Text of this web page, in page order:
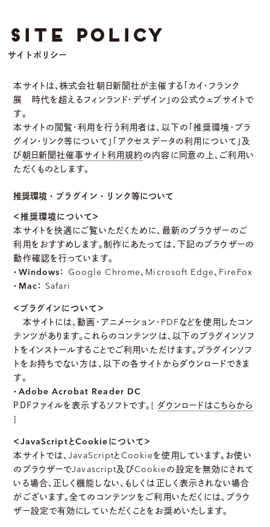
本サイトは、株式会社朝日新聞社が主催する「カイ・フランク
展 時代を超えるフィンランド・デザイン」の公式ウェブサイトで
す。
本サイトの閲覧・利用を行う利用者は、以下の「推奨環境・プラ
グイン・リンク等について」「アクセスデータの利用について」及
び朝日新聞社催事サイト利用規約の内容に同意の上、ご利用い
ただくものとします。
推奨環境・プラグイン・リンク等について
＜推奨環境について＞
本サイトを快適にご覧いただくために、最新のブラウザーのご
利用をおすすめします。制作にあたっては、下記のブラウザーの
動作確認を行っています。
・Windows： Google Chrome、Microsoft Edge、FireFox
・Mac： Safari
＜プラグインについて＞
本サイトには、動画・アニメーション・PDFなどを使用したコン
テンツがあります。これらのコンテンツは、以下のプラグインソフ
トをインストールすることでご利用いただけます。プラグインソフ
トをお持ちでない方は、以下の各サイトからダウンロードできま
す。
・Adobe Acrobat Reader DC
ＰＤＦファイルを表示するソフトです。[ ダウンロードはこちらから
]
＜JavaScriptとCookieについて＞
本サイトでは、JavaScriptとCookieを使用しています。お使い
のブラウザーでJavascript及びCookieの設定を無効にされて
いる場合、正しく機能しない、もしくは正しく表示されない場合
がございます。全てのコンテンツをご利用いただくには、ブラウ
ザー設定で有効にしていただくことをお奨めいたします。